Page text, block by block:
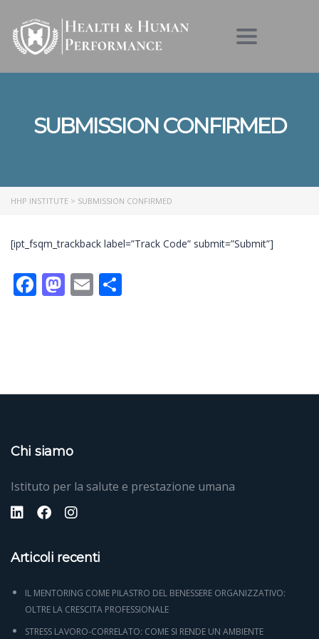
Toggle
SUBMISSION CONFIRMED
HHP INSTITUTE > SUBMISSION CONFIRMED
[ipt_fsqm_trackback label=”Track Code” submit=”Submit”]
Facebook
Mastodon
Email
Chi siamo
Istituto per la salute e prestazione umana
Articoli recenti
IL MENTORING COME PILASTRO DEL BENESSERE ORGANIZZATIVO:
OLTRE LA CRESCITA PROFESSIONALE
STRESS LAVORO-CORRELATO: COME SI RENDE UN AMBIENTE